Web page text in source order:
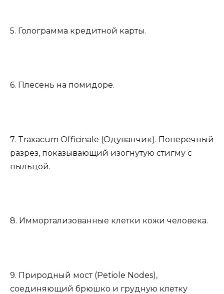
5. Голограмма кредитной карты.
6. Плесень на помидоре.
7. Traxacum Officinale (Одуванчик). Поперечный
разрез, показывающий изогнутую стигму с
пыльцой.
8. Иммортализованные клетки кожи человека.
9. Природный мост (Petiole Nodes),
соединяющий брюшко и грудную клетку